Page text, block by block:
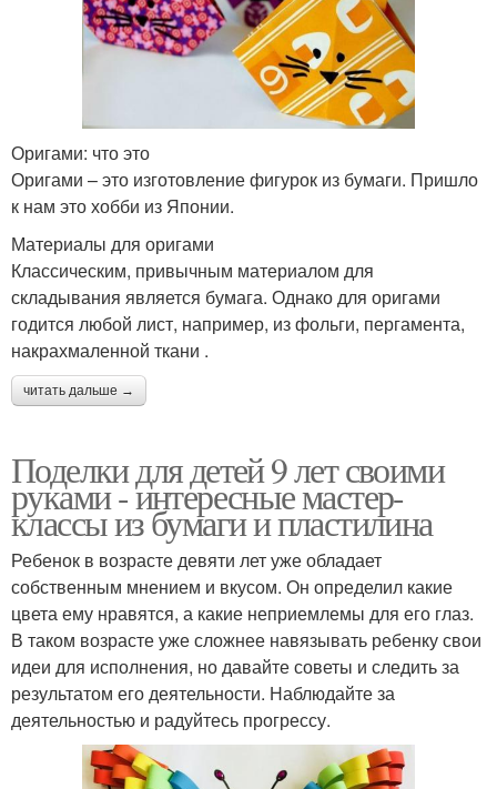
Оригами: что это
Оригами – это изготовление фигурок из бумаги. Пришло
к нам это хобби из Японии.
Материалы для оригами
Классическим, привычным материалом для
складывания является бумага. Однако для оригами
годится любой лист, например, из фольги, пергамента,
накрахмаленной ткани .
читать дальше →
Поделки для детей 9 лет своими
руками - интересные мастер-
классы из бумаги и пластилина
Ребенок в возрасте девяти лет уже обладает
собственным мнением и вкусом. Он определил какие
цвета ему нравятся, а какие неприемлемы для его глаз.
В таком возрасте уже сложнее навязывать ребенку свои
идеи для исполнения, но давайте советы и следить за
результатом его деятельности. Наблюдайте за
деятельностью и радуйтесь прогрессу.